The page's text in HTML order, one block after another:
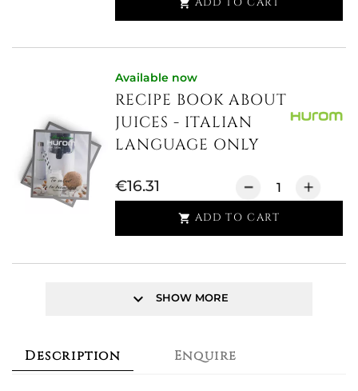
 ADD TO CART
Available now
RECIPE BOOK ABOUT
JUICES - ITALIAN
LANGUAGE ONLY
€16.31
 ADD TO CART
keyboard_arrow_down SHOW MORE
Description Enquire